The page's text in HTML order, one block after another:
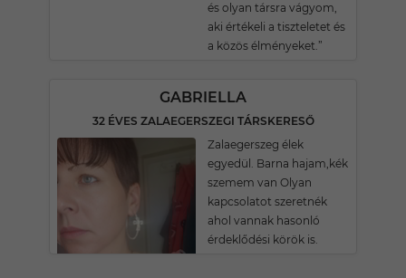
és olyan társra vágyom,
aki értékeli a tiszteletet és
a közös élményeket.”
GABRIELLA
32 ÉVES ZALAEGERSZEGI TÁRSKERESŐ
Zalaegerszeg élek
egyedül. Barna hajam,kék
szemem van Olyan
kapcsolatot szeretnék
ahol vannak hasonló
érdeklődési körök is.